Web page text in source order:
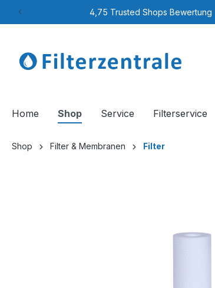
4,75 Trusted Shops Bewertung
Home Shop Service Filterservice
Shop Filter & Membranen Filter